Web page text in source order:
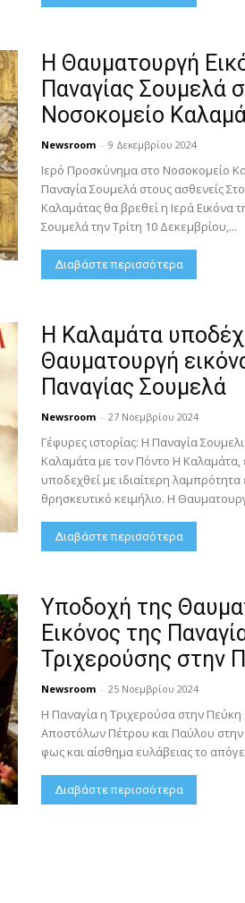
Η Θαυματουργή
Παναγίας Σουμελά
Νοσοκομείο
Newsroom - 9 Δεκεμβρίου 2024
Ιερό Προσκύνημα στο Νοσοκομείο
Παναγία Σουμελά στους ασθενείς
Καλαμάτας θα βρεθεί η Ιερά Εικόνα
Σουμελά την Τρίτη 10 Δεκεμβρίου,...
Διαβάστε περισσότερα
Η Καλαμάτα
Θαυματουργή
Παναγίας Σουμελά
Newsroom - 27 Νοεμβρίου 2024
Γέφυρες ιστορίας: Η Παναγία
Καλαμάτα με τον Πόντο Η Καλαμάτα,
υποδεχθεί με ιδιαίτερη
θρησκευτικό κειμήλιο. Η
Διαβάστε περισσότερα
Υποδοχή της
Εικόνος της
Τριχερούσης στην
Newsroom - 25 Νοεμβρίου 2024
Η Παναγία η Τριχερούσα στην
Αποστόλων Πέτρου και Παύλου
φως και αίσθημα ευλάβειας το
Διαβάστε περισσότερα